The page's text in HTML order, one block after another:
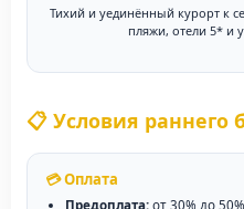
Тихий и уединённый курорт к
пляжи, отели 5* и
📋 Условия раннего
💳 Оплата
Предоплата: от 30% до